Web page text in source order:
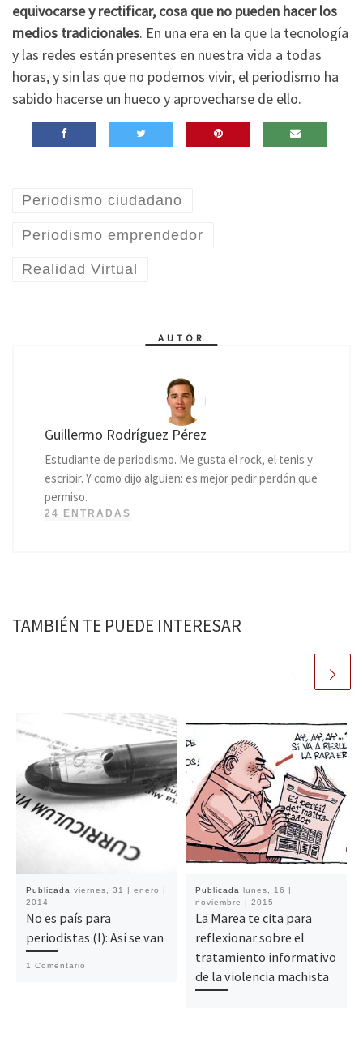
equivocarse y rectificar, cosa que no pueden hacer los
medios tradicionales. En una era en la que la tecnología
y las redes están presentes en nuestra vida a todas
horas, y sin las que no podemos vivir, el periodismo ha
sabido hacerse un hueco y aprovecharse de ello.
Periodismo ciudadano
Periodismo emprendedor
Realidad Virtual
AUTOR
Guillermo Rodríguez Pérez
Estudiante de periodismo. Me gusta el rock, el tenis y
escribir. Y como dijo alguien: es mejor pedir perdón que
permiso.
24 ENTRADAS
TAMBIÉN TE PUEDE INTERESAR
Publicada viernes, 31 | enero |
2014
No es país para
periodistas (I): Así se van
1 Comentario
Publicada lunes, 16 |
noviembre | 2015
La Marea te cita para
reflexionar sobre el
tratamiento informativo
de la violencia machista